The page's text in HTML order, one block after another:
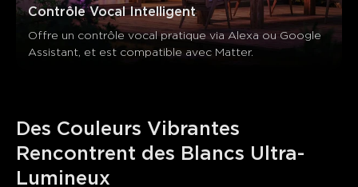
Contrôle Vocal Intelligent
Offre un contrôle vocal pratique via Alexa ou Google
Assistant, et est compatible avec Matter.
Des Couleurs Vibrantes
Rencontrent des Blancs Ultra-
Lumineux